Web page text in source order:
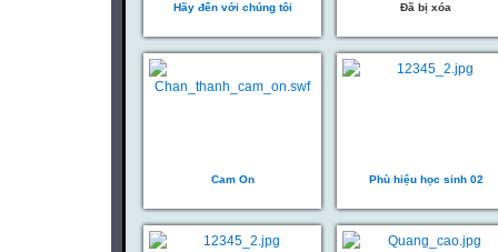
Hãy đến với chúng tôi Đã bị xóa
Cam On Phù hiệu học sinh 02